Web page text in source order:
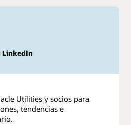
LinkedIn
Utilities y socios para
tendencias e